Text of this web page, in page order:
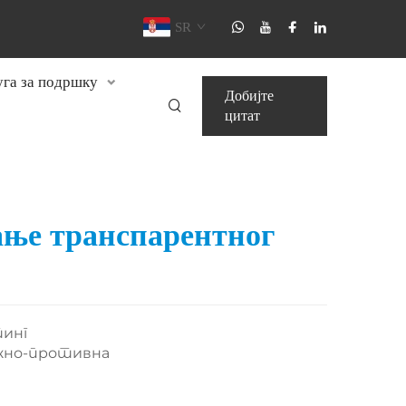
SR
за подршку
Добијте
цитат
транспарентног
противна